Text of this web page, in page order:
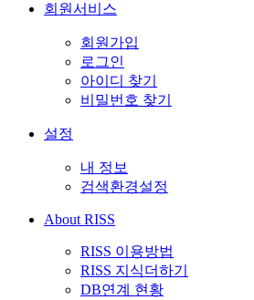
회원서비스
회원가입
로그인
아이디 찾기
비밀번호 찾기
설정
내 정보
검색환경설정
About RISS
RISS 이용방법
RISS 지식더하기
DB연계 현황